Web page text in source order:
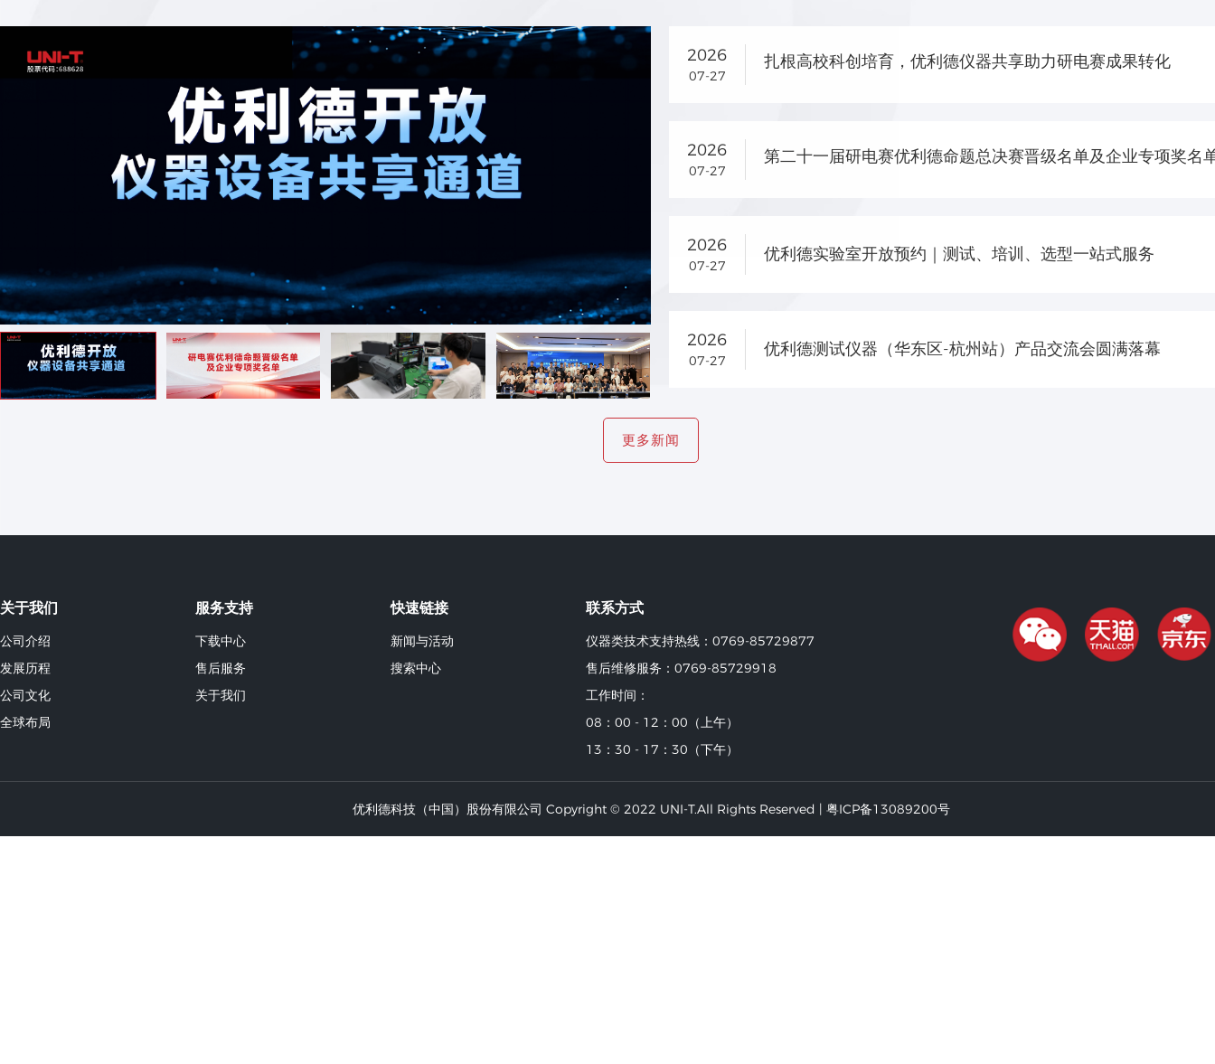
2026
07-27
扎根高校科创培育，优利德仪器共享助力研电赛成果转化
2026
07-27
第二十一届研电赛优利德命题总决赛晋级名单及企业专项奖名
2026
07-27
优利德实验室开放预约｜测试、培训、选型一站式服务
2026
07-27
优利德测试仪器（华东区-杭州站）产品交流会圆满落幕
更多新闻
关于我们
公司介绍
发展历程
公司文化
全球布局
服务支持
下载中心
售后服务
关于我们
快速链接
新闻与活动
搜索中心
联系方式
仪器类技术支持热线：0769-85729877
售后维修服务：0769-85729918
工作时间：
08：00 - 12：00（上午）
13：30 - 17：30（下午）
优利德科技（中国）股份有限公司 Copyright © 2022 UNI-T.All Rights Reserved | 粤ICP备13089200号